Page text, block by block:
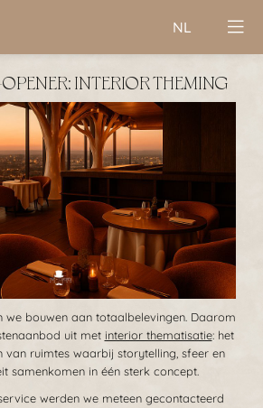
NL
INTERIOR THEMING
we bouwen aan totaalbelevingen. Daarom
uit met interior thematisatie: het
ruimtes waarbij storytelling, sfeer en
samenkomen in één sterk concept.
werden we meteen gecontacteerd